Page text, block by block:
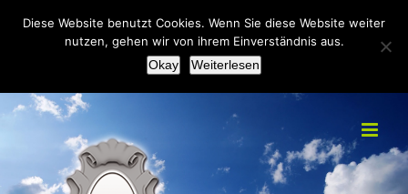
+49(0)2151 451092 info@villa-salutis.de
Facebook
Diese Website benutzt Cookies. Wenn Sie diese Website weiter
nutzen, gehen wir von ihrem Einverständnis aus.
Okay
Weiterlesen